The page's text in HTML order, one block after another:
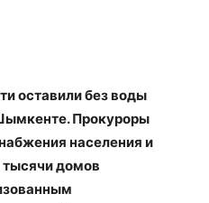
оставили без воды
Прокуроры
населения и
домов